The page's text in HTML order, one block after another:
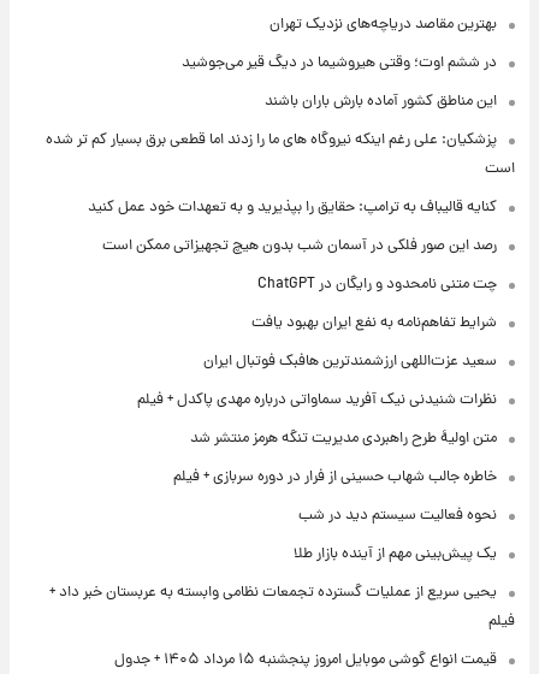
بهترین مقاصد دریاچه‌های نزدیک تهران
در ششم اوت؛ وقتی هیروشیما در دیگ قیر می‌جوشید
این مناطق کشور آماده بارش باران باشند
پزشکیان: علی رغم اینکه نیروگاه های ما را زدند اما قطعی برق بسیار کم تر شده
است
کنایه قالیباف به ترامپ: حقایق را بپذیرید و به تعهدات خود عمل کنید
رصد این صور فلکی در آسمان شب بدون هیچ تجهیزاتی ممکن است
چت متنی نامحدود و رایگان در ChatGPT
شرایط تفاهم‌نامه به نفع ایران بهبود یافت
سعید عزت‌اللهی ارزشمندترین هافبک فوتبال ایران
نظرات شنیدنی نیک آفرید سماواتی درباره مهدی پاکدل + فیلم
متن اولیۀ طرح راهبردی مدیریت تنگه هرمز منتشر شد
خاطره جالب شهاب حسینی از فرار در دوره سربازی + فیلم
نحوه فعالیت سیستم دید در شب
یک پیش‌بینی مهم از آینده بازار طلا
یحیی سریع از عملیات گسترده تجمعات نظامی وابسته به عربستان خبر داد +
فیلم
قیمت انواع گوشی موبایل امروز پنجشنبه ۱۵ مرداد ۱۴۰۵ + جدول